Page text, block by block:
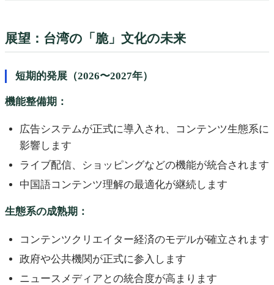
展望：台湾の「脆」文化の未来
短期的発展（2026〜2027年）
機能整備期：
広告システムが正式に導入され、コンテンツ生態系に
影響します
ライブ配信、ショッピングなどの機能が統合されます
中国語コンテンツ理解の最適化が継続します
生態系の成熟期：
コンテンツクリエイター経済のモデルが確立されます
政府や公共機関が正式に参入します
ニュースメディアとの統合度が高まります